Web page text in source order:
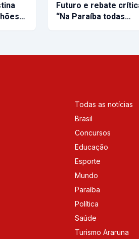
Futuro e rebate
“Na Paraíba todas…
Todas as notícias
Brasil
Concursos
Educação
Esporte
Mundo
Paraíba
Política
Saúde
Turismo Araruna